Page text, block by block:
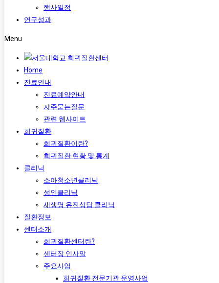
행사일정
연구성과
Menu
Home
진료안내
진료예약안내
자주묻는질문
관련 웹사이트
희귀질환
희귀질환이란?
희귀질환 현황 및 통계
클리닉
소아청소년클리닉
성인클리닉
새생명 유전상담 클리닉
질환정보
센터소개
희귀질환센터란?
센터장 인사말
주요사업
희귀질환 전문기관 운영사업